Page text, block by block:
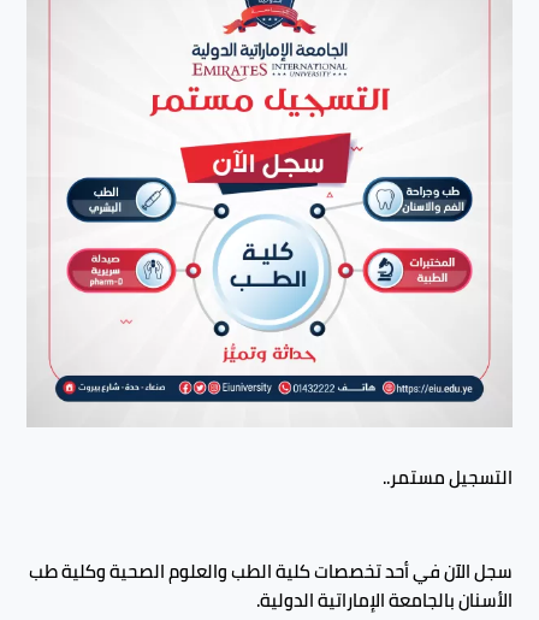
التسجيل مستمر..
سجل الآن في أحد تخصصات كلية الطب والعلوم الصحية وكلية طب
الأسنان بالجامعة الإماراتية الدولية.